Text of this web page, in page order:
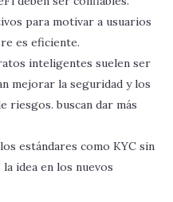
para motivar a usuarios
es eficiente.
inteligentes suelen ser
mejorar la seguridad y los
riesgos. buscan dar más
estándares como KYC sin
idea en los nuevos